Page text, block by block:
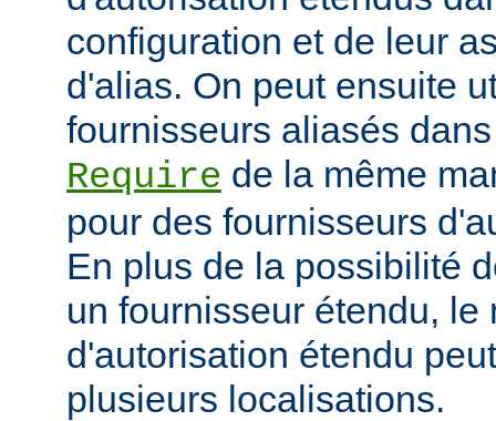
configuration et de leur
d'alias. On peut ensuite
fournisseurs aliasés
Require de la même
pour des fournisseurs
En plus de la possibilité
un fournisseur étendu, le
d'autorisation étendu
plusieurs localisations.